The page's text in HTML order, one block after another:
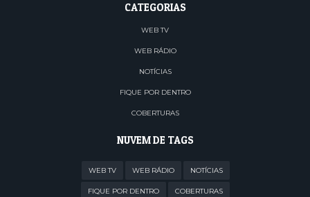
CATEGORIAS
WEB TV
WEB RÁDIO
NOTÍCIAS
FIQUE POR DENTRO
COBERTURAS
NUVEM DE TAGS
WEB TV WEB RÁDIO NOTÍCIAS
FIQUE POR DENTRO COBERTURAS